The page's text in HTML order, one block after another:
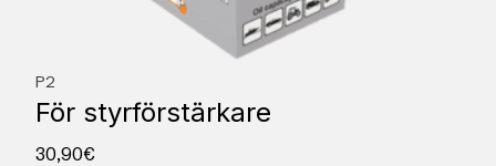
P2
För styrförstärkare
30,90€